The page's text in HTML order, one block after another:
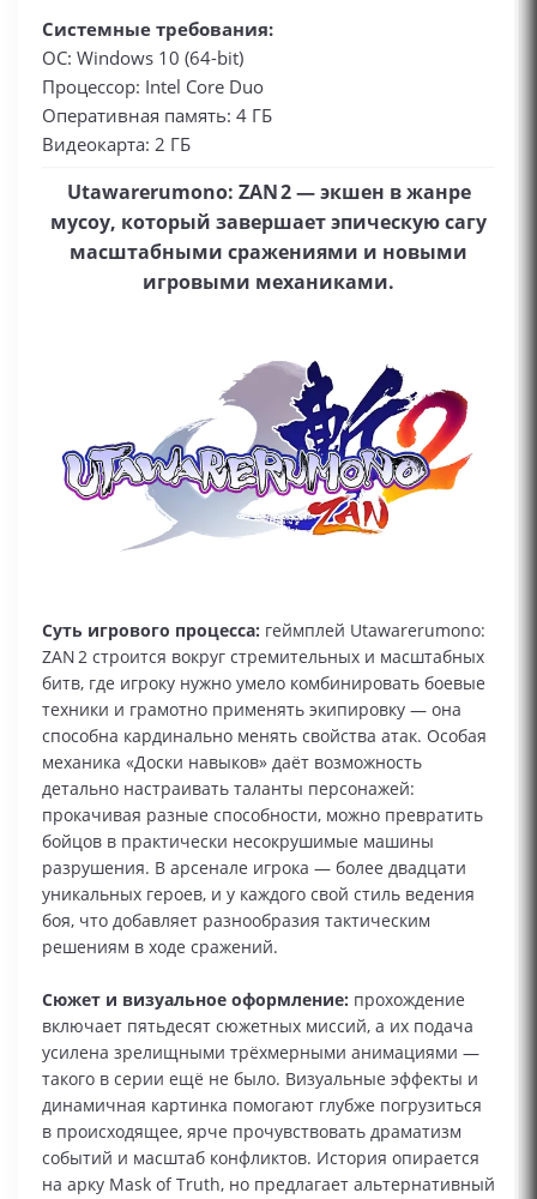
Системные требования:
ОС: Windows 10 (64-bit)
Процессор: Intel Core Duo
Оперативная память: 4 ГБ
Видеокарта: 2 ГБ
Utawarerumono: ZAN 2 — экшен в жанре
мусоу, который завершает эпическую сагу
масштабными сражениями и новыми
игровыми механиками.
Суть игрового процесса: геймплей Utawarerumono:
ZAN 2 строится вокруг стремительных и масштабных
битв, где игроку нужно умело комбинировать боевые
техники и грамотно применять экипировку — она
способна кардинально менять свойства атак. Особая
механика «Доски навыков» даёт возможность
детально настраивать таланты персонажей:
прокачивая разные способности, можно превратить
бойцов в практически несокрушимые машины
разрушения. В арсенале игрока — более двадцати
уникальных героев, и у каждого свой стиль ведения
боя, что добавляет разнообразия тактическим
решениям в ходе сражений.
Сюжет и визуальное оформление: прохождение
включает пятьдесят сюжетных миссий, а их подача
усилена зрелищными трёхмерными анимациями —
такого в серии ещё не было. Визуальные эффекты и
динамичная картинка помогают глубже погрузиться
в происходящее, ярче прочувствовать драматизм
событий и масштаб конфликтов. История опирается
на арку Mask of Truth, но предлагает альтернативный